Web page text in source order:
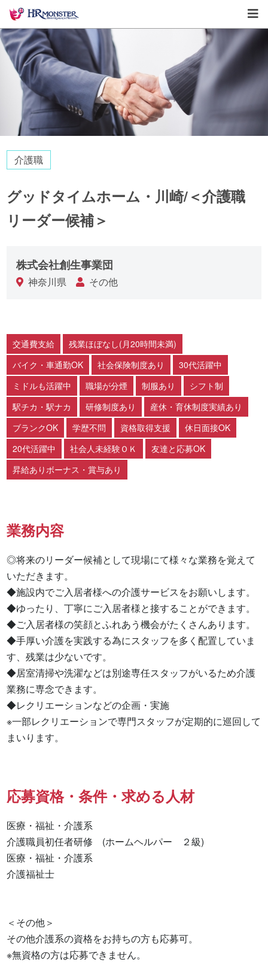
介護職
グッドタイムホーム・川崎/＜介護職
リーダー候補＞
株式会社創生事業団
神奈川県 その他
交通費支給
残業ほぼなし(月20時間未満)
バイク・車通勤OK
社会保険制度あり
30代活躍中
ミドルも活躍中
職場が分煙 制服あり
シフト制
駅チカ・駅ナカ
研修制度あり
産休・育休制度実績あり
ブランクOK
学歴不問 資格取得支援
休日面接OK
20代活躍中
社会人未経験ＯＫ
友達と応募OK
昇給ありボーナス・賞与あり
業務内容
◎将来のリーダー候補として現場にて様々な業務を覚えて
いただきます。
◆施設内でご入居者様への介護サービスをお願いします。
◆ゆったり、丁寧にご入居者様と接することができます。
◆ご入居者様の笑顔とふれあう機会がたくさんあります。
◆手厚い介護を実践する為にスタッフを多く配置していま
す、残業は少ないです。
◆居室清掃や洗濯などは別途専任スタッフがいるため介護
業務に専念できます。
◆レクリエーションなどの企画・実施
※一部レクリエーションで専門スタッフが定期的に巡回して
まいります。
応募資格・条件・求める人材
医療・福祉・介護系
介護職員初任者研修　(ホームヘルパー　２級)
医療・福祉・介護系
介護福祉士
＜その他＞
その他介護系の資格をお持ちの方も応募可。
※無資格の方は応募できません。